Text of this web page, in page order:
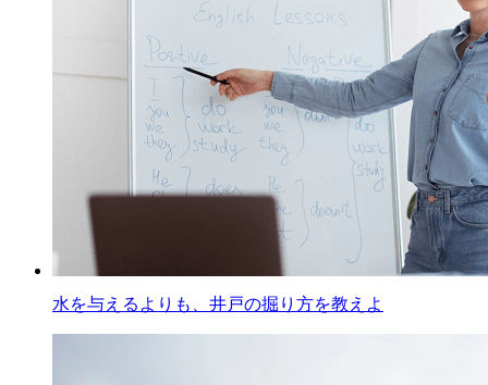
水を与えるよりも、井戸の掘り方を教えよ